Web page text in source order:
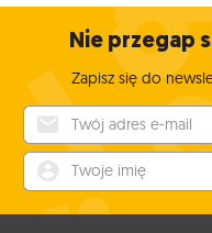
Nie przegap
Zapisz się do